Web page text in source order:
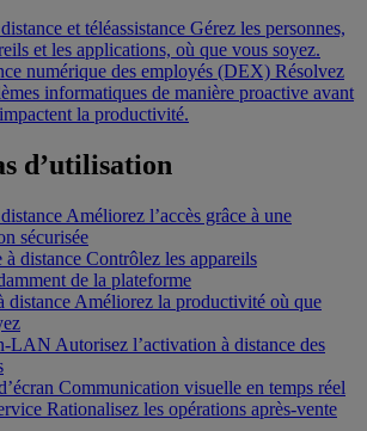
et téléassistance Gérez les personnes,
et les applications, où que vous soyez.
numérique des employés (DEX) Résolvez
informatiques de manière proactive avant
la productivité.
d’utilisation
Améliorez l’accès grâce à une
sécurisée
à distance Contrôlez les appareils
de la plateforme
distance Améliorez la productivité où que
LAN Autorisez l’activation à distance des
Communication visuelle en temps réel
Rationalisez les opérations après-vente